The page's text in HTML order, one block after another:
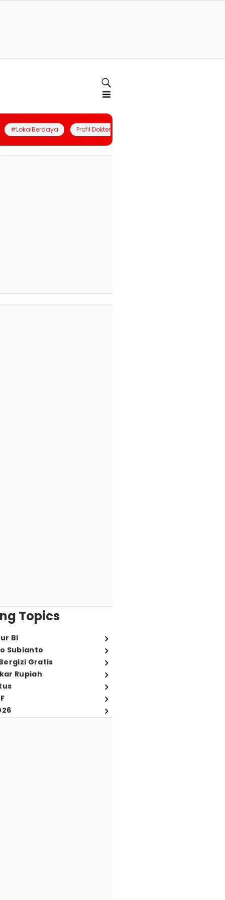
#LokalBerdaya Profil Dokter
Topics
BI
Subianto
Gratis
Rupiah